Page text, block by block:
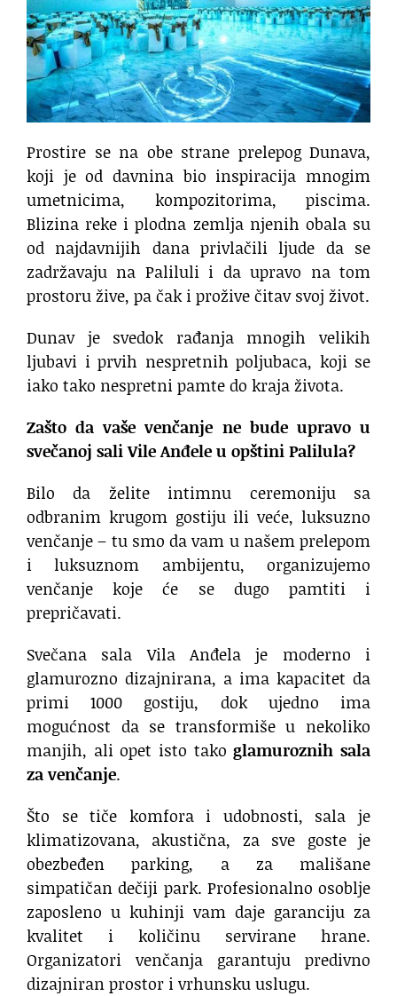
Prostire se na obe strane prelepog Dunava,
koji je od davnina bio inspiracija mnogim
umetnicima, kompozitorima, piscima.
Blizina reke i plodna zemlja njenih obala su
od najdavnijih dana privlačili ljude da se
zadržavaju na Paliluli i da upravo na tom
prostoru žive, pa čak i prožive čitav svoj život.
Dunav je svedok rađanja mnogih velikih
ljubavi i prvih nespretnih poljubaca, koji se
iako tako nespretni pamte do kraja života.
Zašto da vaše venčanje ne bude upravo u
svečanoj sali Vile Anđele u opštini Palilula?
Bilo da želite intimnu ceremoniju sa
odbranim krugom gostiju ili veće, luksuzno
venčanje – tu smo da vam u našem prelepom
i luksuznom ambijentu, organizujemo
venčanje koje će se dugo pamtiti i
prepričavati.
Svečana sala Vila Anđela je moderno i
glamurozno dizajnirana, a ima kapacitet da
primi 1000 gostiju, dok ujedno ima
mogućnost da se transformiše u nekoliko
manjih, ali opet isto takoglamuroznih sala
za venčanje.
Što se tiče komfora i udobnosti, sala je
klimatizovana, akustična, za sve goste je
obezbeđen parking, a za mališane
simpatičan dečiji park. Profesionalno osoblje
zaposleno u kuhinji vam daje garanciju za
kvalitet i količinu servirane hrane.
Organizatori venčanja garantuju predivno
dizajniran prostor i vrhunsku uslugu.